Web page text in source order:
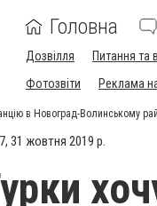
Головна
Дозвілля Питання та
Фотозвіти
Реклама
в Новоград-Волинському
31 жовтня 2019 р.